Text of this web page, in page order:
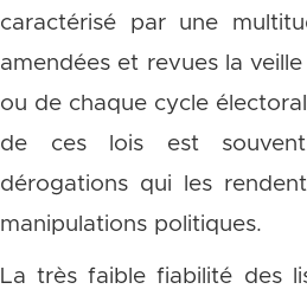
caractérisé par une
amendées et revues la
ou de chaque cycle
de ces lois est
dérogations qui les
manipulations politiques.
La très faible fiabilité des